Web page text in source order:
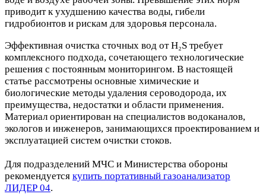
приводит к ухудшению качества воды, гибели
гидробионтов и рискам для здоровья персонала.
Эффективная очистка сточных вод от H₂S требует
комплексного подхода, сочетающего технологические
решения с постоянным мониторингом. В настоящей
статье рассмотрены основные химические и
биологические методы удаления сероводорода, их
преимущества, недостатки и области применения.
Материал ориентирован на специалистов водоканалов,
экологов и инженеров, занимающихся проектированием и
эксплуатацией систем очистки стоков.
Для подразделений МЧС и Министерства обороны
рекомендуется купить портативный газоанализатор
ЛИДЕР 04.